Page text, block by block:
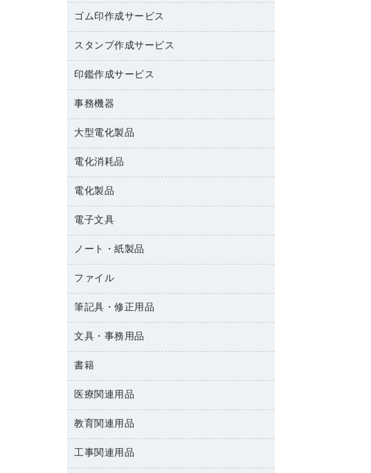
作業用雑貨
梱包用品
梱包用テープ
園芸用品
ペット用品
ミルク・シュガー
ソフトドリンク
コーヒーメーカー・備品
インスタントコーヒー
台所用洗剤
掃除用品
掃除用洗剤
洗濯用品
消臭・芳香剤
殺虫剤
飲食用消耗品
ハンドソープ・石鹸
トイレ用品
トイレ用洗剤
ティッシュペーパー
ダストボックス
タオル・アメニティ用品
スリッパ・サンダル・シューズ
スポーツ・レジャー用品
ゴミ袋
キッチン用品
カウネットキャラクター商品
ゴム印作成サービス
ゴム印作成サービス
ゴム印（一行印）作成サービス
ゴム印（フリーサイズ印）作成サービス
スタンプ作成サービス
シヤチハタスタンプ作成サービス
カウネットスタンプ作成サービス
印鑑作成サービス
印鑑作成サービス
事務機器
大型シュレッダー（共配）
レーザーポインター
ラミネートフィルム
ラミネータ
タイムレコーダー
シュレッダ
ＯＨＰ用品
大型電化製品
冷蔵庫・キッチン・調理家電
テレビ・ＡＶ機器
電化消耗品
電球・蛍光灯
乾電池・充電池
フィルム・カメラ用品
デスクライト
アルバム
懐中電灯・ライト
電化製品
掃除機・クリーナー
空調・季節家電
その他電化製品
キッチン・調理家電
ＯＡタップ／延長コード
電子文具
電卓
ラベルテープ
その他電子文具
ノート・紙製品
封筒
伝票
典礼用品
帳簿
額縁
各種用紙
ルーズリーフ
ファイル
名刺整理用品
板目表紙・綴込表紙
背幅が伸びるファイル
統一伝票用ファイル
収納保存用品
レターファイル
リングファイル
筆記具・修正用品
万年筆
消しゴム
修正液・修正ペン
修正テープ
鉛筆
文具・事務用品
輪ゴム
両面テープ
名札
保管・整理用品
壁面／足元収納
書籍
雑誌
パソコンソフト
医療関連用品
保健用品
使い捨て手袋
感染症対策用品
教育関連用品
教育関連用品
工事関連用品